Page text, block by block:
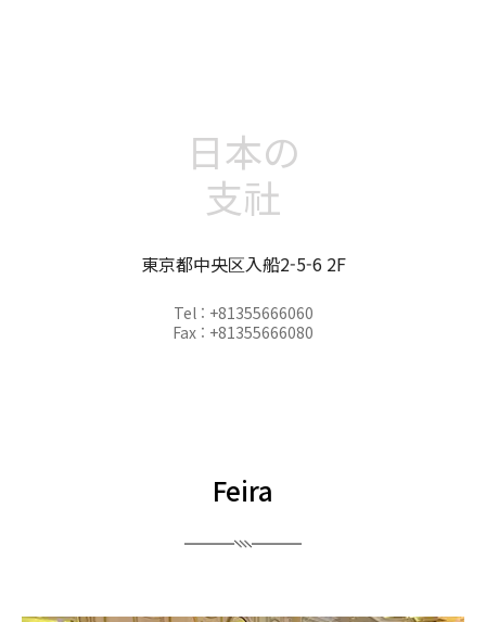
日本の
支社
東京都中央区入船2-5-6 2F
Tel : +81355666060
Fax : +81355666080
Feira